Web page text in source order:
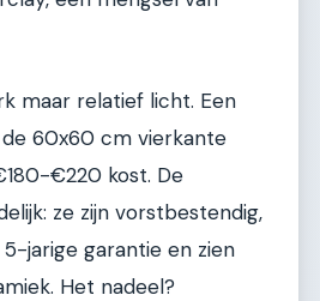
maar relatief licht. Een
60x60 cm vierkante
€220 kost. De
ze zijn vorstbestendig,
jarige garantie en zien
Het nadeel?